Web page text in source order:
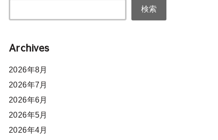
検索
Archives
2026年8月
2026年7月
2026年6月
2026年5月
2026年4月